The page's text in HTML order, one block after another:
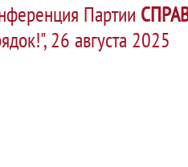
Партии
26 августа 2025